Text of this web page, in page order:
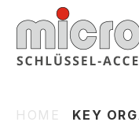
Hauptinhalt springen
Zur Suche springen
Zur
HOME KEY